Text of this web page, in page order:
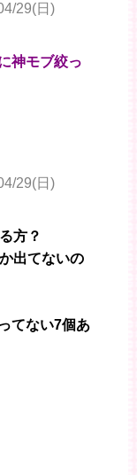
29(日)
神モブ絞っ
29(日)
方？
出てないの
てない7個あ